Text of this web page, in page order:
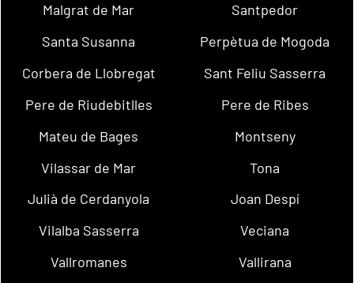
Malgrat de Mar
Santpedor
Santa Susanna
Perpètua de Mogoda
Corbera de Llobregat
Sant Feliu Sasserra
Pere de Riudebitlles
Pere de Ribes
Mateu de Bages
Montseny
Vilassar de Mar
Tona
Julià de Cerdanyola
Joan Despí
Vilalba Sasserra
Veciana
Vallromanes
Vallirana